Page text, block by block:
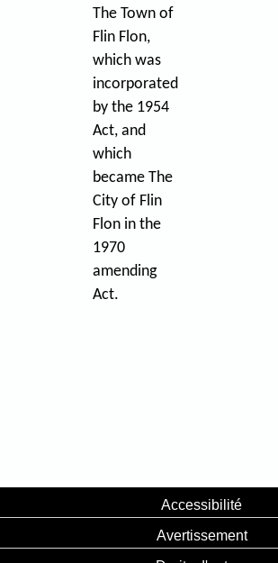
The Town of
Flin Flon,
which was
incorporated
by the 1954
Act, and
which
became The
City of Flin
Flon in the
1970
amending
Act.
Accessibilité
Avertissement